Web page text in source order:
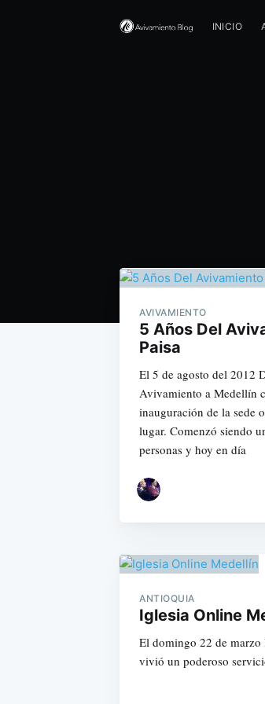
INICIO
AVIVAMIENTO
5 Años Del
Paisa
El 5 de agosto del 2012
Avivamiento a Medellín
inauguración de la sede
lugar. Comenzó siendo
personas y hoy en día
ANTIOQUIA
Iglesia Online
El domingo 22 de
vivió un poderoso